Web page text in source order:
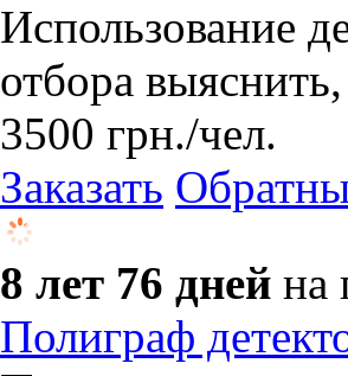
Использование
отбора
3500 грн./чел.
Заказать
8 лет 76 дней на
Полиграф